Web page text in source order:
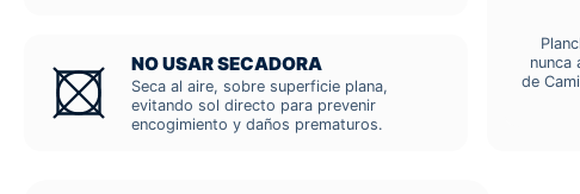
NO USAR SECADORA
Seca al aire, sobre superficie plana,
evitando sol directo para prevenir
encogimiento y daños prematuros.
nunca
de